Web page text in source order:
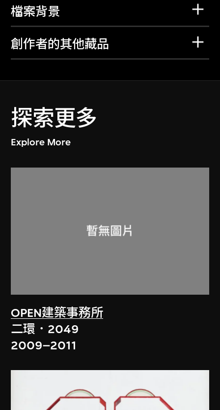
檔案背景
創作者的其他藏品
探索更多
Explore More
OPEN建築事務所
二環．2049
2009–2011